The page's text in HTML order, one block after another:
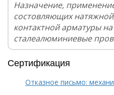
Назначение,
состовляющих
контактной арматуры
сталеалюминиевые
Сертификация
Отказное письмо: